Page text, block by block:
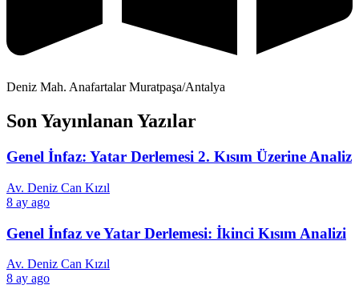
Deniz Mah. Anafartalar Muratpaşa/Antalya
Son Yayınlanan Yazılar
Genel İnfaz: Yatar Derlemesi 2. Kısım Üzerine Analiz
Av. Deniz Can Kızıl
8 ay ago
Genel İnfaz ve Yatar Derlemesi: İkinci Kısım Analizi
Av. Deniz Can Kızıl
8 ay ago